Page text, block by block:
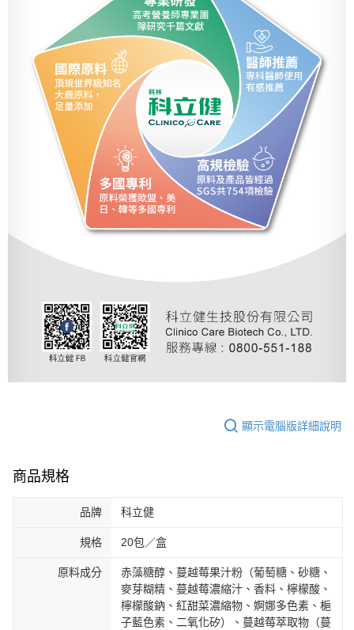
顯示電腦版詳細說明
商品規格
品牌 科立健
規格 20包／盒
原料成分
赤藻糖醇、蔓越莓果汁粉（葡萄糖、砂糖、
麥芽糊精、蔓越莓濃縮汁、香料、檸檬酸、
檸檬酸鈉、紅甜菜濃縮物、婀娜多色素、梔
子藍色素、二氧化矽）、蔓越莓萃取物（蔓